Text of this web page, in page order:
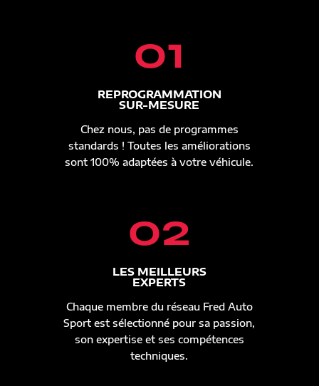
01
REPROGRAMMATION
SUR-MESURE
Chez nous, pas de programmes
standards ! Toutes les améliorations
sont 100% adaptées à votre véhicule.
02
LES MEILLEURS
EXPERTS
Chaque membre du réseau Fred Auto
Sport est sélectionné pour sa passion,
son expertise et ses compétences
techniques.